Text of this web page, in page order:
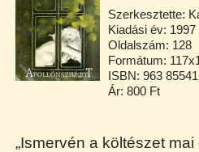
Szerkesztette:
Kiadási év: 1997
Oldalszám: 128
Formátum:
ISBN: 963
Ár: 800 Ft
„Ismervén a költészet